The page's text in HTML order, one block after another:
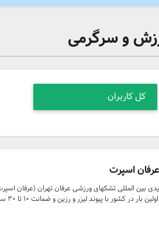
و سرگرمی
اسپرت
بین المللی تشکهای ورزشی عرفان تهران (عرفان
در کشور با پیوند لیزر و رزین و ضمانت ۱۰ تا ۳۰ سال با رعایت استانداردهای جهانی